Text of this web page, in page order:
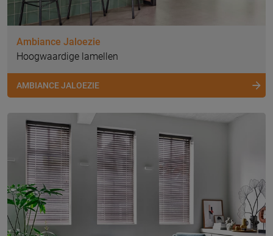
Ambiance Jaloezie
Hoogwaardige lamellen
AMBIANCE JALOEZIE